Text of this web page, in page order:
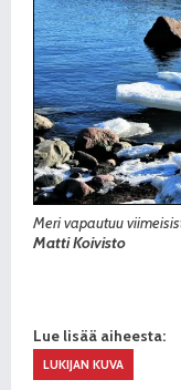
Meri vapautuu
Matti Koivisto
Lue lisää aiheesta:
LUKIJAN KUVA